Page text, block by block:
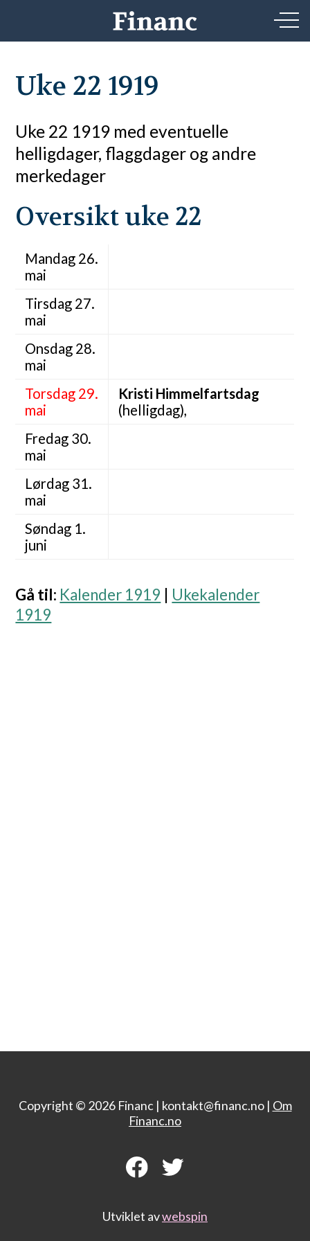
Uke 22 1919
Uke 22 1919 med eventuelle
helligdager, flaggdager og andre
merkedager
Oversikt uke 22
Mandag 26.
mai
Tirsdag 27.
mai
Onsdag 28.
mai
Torsdag 29.
mai
Kristi Himmelfartsdag
(helligdag),
Fredag 30.
mai
Lørdag 31.
mai
Søndag 1.
juni
Gå til: Kalender 1919
Ukekalender
1919
Copyright © 2026 Financ | kontakt@financ.no | Om
Financ.no
Utviklet avwebspin